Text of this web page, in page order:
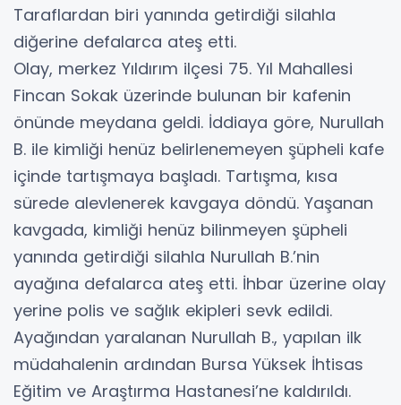
Taraflardan biri yanında getirdiği silahla
diğerine defalarca ateş etti.
Olay, merkez Yıldırım ilçesi 75. Yıl Mahallesi
Fincan Sokak üzerinde bulunan bir kafenin
önünde meydana geldi. İddiaya göre, Nurullah
B. ile kimliği henüz belirlenemeyen şüpheli kafe
içinde tartışmaya başladı. Tartışma, kısa
sürede alevlenerek kavgaya döndü. Yaşanan
kavgada, kimliği henüz bilinmeyen şüpheli
yanında getirdiği silahla Nurullah B.’nin
ayağına defalarca ateş etti. İhbar üzerine olay
yerine polis ve sağlık ekipleri sevk edildi.
Ayağından yaralanan Nurullah B., yapılan ilk
müdahalenin ardından Bursa Yüksek İhtisas
Eğitim ve Araştırma Hastanesi’ne kaldırıldı.